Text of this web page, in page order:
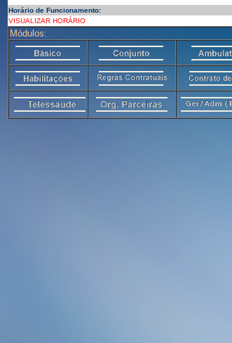
Horário de Funcionamento:
VISUALIZAR HORÁRIO
Módulos: